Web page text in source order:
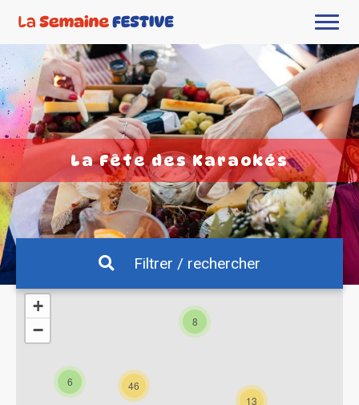
La Fête des Karaokés
Filtrer / rechercher
46
6
8
13
+
−